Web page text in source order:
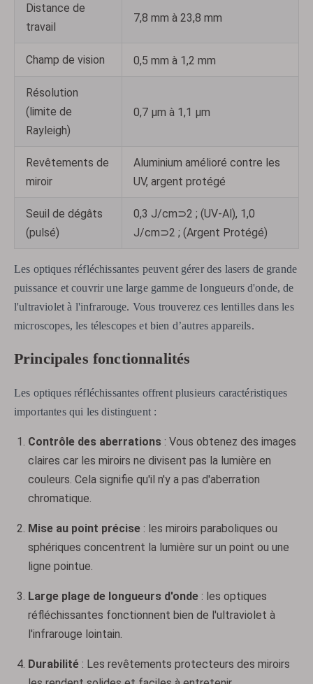
Distance de
travail
7,8 mm à 23,8 mm
Champ de vision 0,5 mm à 1,2 mm
Résolution
(limite de
Rayleigh)
0,7 µm à 1,1 µm
Revêtements de
miroir
Aluminium amélioré contre les
UV, argent protégé
Seuil de dégâts
(pulsé)
0,3 J/cm⊃2 ; (UV-Al), 1,0
J/cm⊃2 ; (Argent Protégé)
Les optiques réfléchissantes peuvent gérer des lasers de grande
puissance et couvrir une large gamme de longueurs d'onde, de
l'ultraviolet à l'infrarouge. Vous trouverez ces lentilles dans les
microscopes, les télescopes et bien d’autres appareils.
Principales fonctionnalités
Les optiques réfléchissantes offrent plusieurs caractéristiques
importantes qui les distinguent :
Contrôle des aberrations : Vous obtenez des images
claires car les miroirs ne divisent pas la lumière en
couleurs. Cela signifie qu'il n'y a pas d'aberration
chromatique.
Mise au point précise : les miroirs paraboliques ou
sphériques concentrent la lumière sur un point ou une
ligne pointue.
Large plage de longueurs d'onde : les optiques
réfléchissantes fonctionnent bien de l'ultraviolet à
l'infrarouge lointain.
Durabilité : Les revêtements protecteurs des miroirs